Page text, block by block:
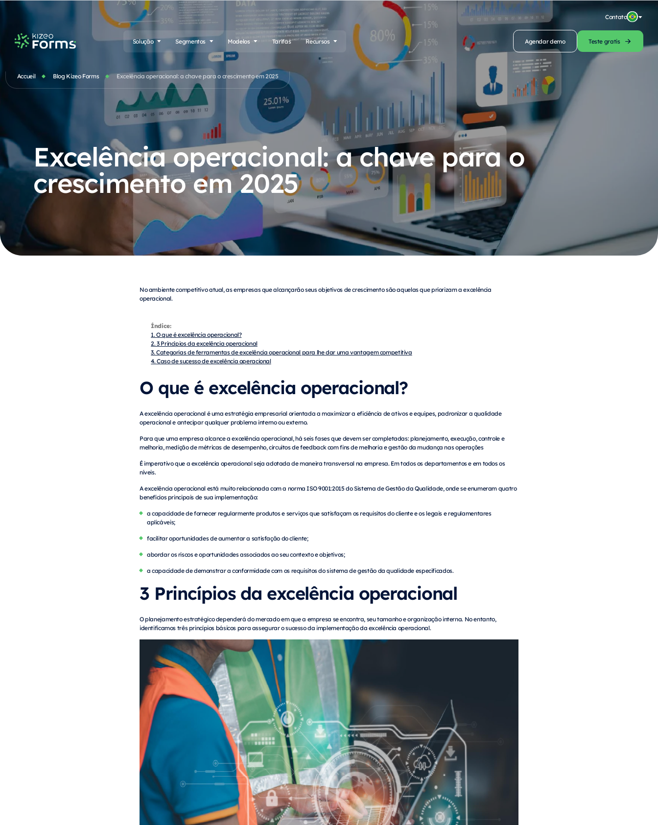
Contato
Solução Segmentos Modelos Tarifas Recursos Agendar demo Teste gratis
Accueil Blog Kizeo Forms Excelência operacional: a chave para o crescimento em 2025
Excelência operacional: a chave para o
crescimento em 2025
No ambiente competitivo atual, as empresas que alcançarão seus objetivos de crescimento são aquelas que priorizam a excelência
operacional.
Índice:
1. O que é excelência operacional?
2. 3 Princípios da excelência operacional
3. Categorias de ferramentas de excelência operacional para lhe dar uma vantagem competitiva
4. Caso de sucesso de excelência operacional
O que é excelência operacional?
A excelência operacional é uma estratégia empresarial orientada a maximizar a eficiência de ativos e equipes, padronizar a qualidade
operacional e antecipar qualquer problema interno ou externo.
Para que uma empresa alcance a excelência operacional, há seis fases que devem ser completadas: planejamento, execução, controle e
melhoria, medição de métricas de desempenho, circuitos de feedback com fins de melhoria e gestão da mudança nas operações
É imperativo que a excelência operacional seja adotada de maneira transversal na empresa. Em todos os departamentos e em todos os
níveis.
A excelência operacional está muito relacionada com a norma ISO 9001:2015 do Sistema de Gestão da Qualidade, onde se enumeram quatro
benefícios principais de sua implementação:
a capacidade de fornecer regularmente produtos e serviços que satisfaçam os requisitos do cliente e os legais e regulamentares
aplicáveis;
facilitar oportunidades de aumentar a satisfação do cliente;
abordar os riscos e oportunidades associados ao seu contexto e objetivos;
a capacidade de demonstrar a conformidade com os requisitos do sistema de gestão da qualidade especificados.
3 Princípios da excelência operacional
O planejamento estratégico dependerá do mercado em que a empresa se encontra, seu tamanho e organização interna. No entanto,
identificamos três princípios básicos para assegurar o sucesso da implementação da excelência operacional.